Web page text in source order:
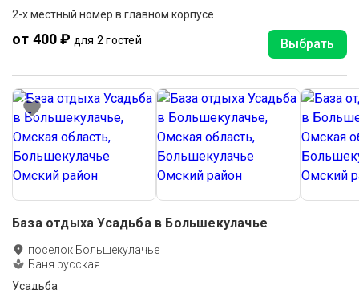
2-х местный номер в главном корпусе
от 400 ₽ для 2 гостей Выбрать
База отдыха Усадьба в Большекулачье
поселок Большекулачье
Баня русская
Усадьба